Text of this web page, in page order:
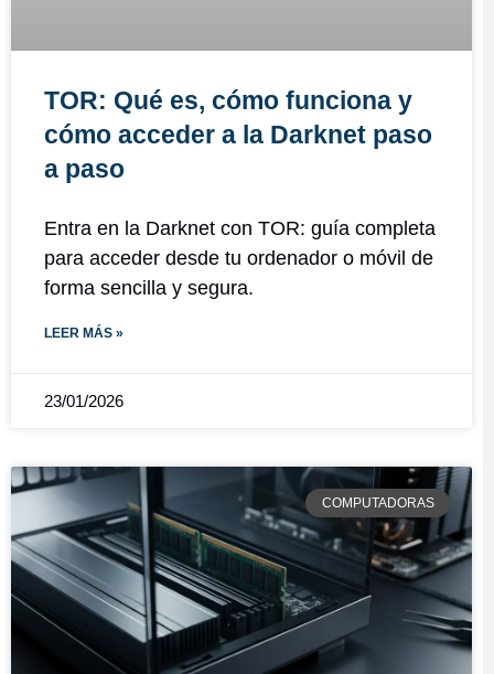
TOR: Qué es, cómo funciona y
cómo acceder a la Darknet paso
a paso
Entra en la Darknet con TOR: guía completa
para acceder desde tu ordenador o móvil de
forma sencilla y segura.
LEER MÁS »
23/01/2026
COMPUTADORAS